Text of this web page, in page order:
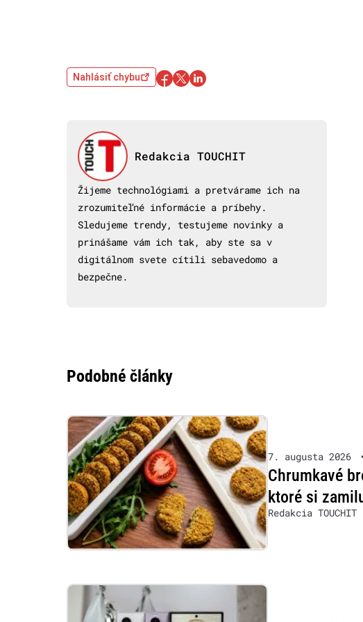
Nahlásiť chybu
Redakcia TOUCHIT
Žijeme technológiami a pretvárame ich na
zrozumiteľné informácie a príbehy.
Sledujeme trendy, testujeme novinky a
prinášame vám ich tak, aby ste sa v
digitálnom svete cítili sebavedomo a
bezpečne.
Podobné články
7. augusta 2026 •
Chrumkavé
ktoré si
Redakcia TOUCHIT